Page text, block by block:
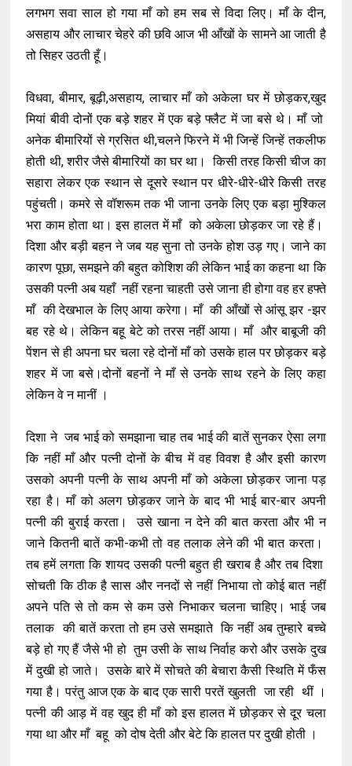
लगभग सवा साल हो गया माँ को हम सब से विदा लिए। माँ के दीन,
असहाय और लाचार चेहरे की छवि आज भी आँखों के सामने आ जाती है
तो सिहर उठती हूँ।
विधवा, बीमार, बूढ़ी,असहाय, लाचार माँ को अकेला घर में छोड़कर,खुद
मियां बीवी दोनों एक बड़े शहर में एक बड़े फ्लैट में जा बसे थे। माँ जो
अनेक बीमारियों से ग्रसित थी,चलने फिरने में भी जिन्हें जिन्हें तकलीफ
होती थी, शरीर जैसे बीमारियों का घर था। किसी तरह किसी चीज का
सहारा लेकर एक स्थान से दूसरे स्थान पर धीरे-धीरे-धीरे किसी तरह
पहुंचती। कमरे से वॉशरूम तक भी जाना उनके लिए एक बड़ा मुश्किल
भरा काम होता था। इस हालत में माँ को अकेला छोड़कर जा रहे हैं।
दिशा और बड़ी बहन ने जब यह सुना तो उनके होश उड़ गए। जाने का
कारण पूछा, समझने की बहुत कोशिश की लेकिन भाई का कहना था कि
उसकी पत्नी अब यहाँ नहीं रहना चाहती उसे जाना ही होगा वह हर हफ्ते
माँ की देखभाल के लिए आया करेगा। माँ की आँखों से आंसू झर -झर
बह रहे थे। लेकिन बहू बेटे को तरस नहीं आया। माँ और बाबूजी की
पेंशन से ही अपना घर चला रहे दोनों माँ को उसके हाल पर छोड़कर बड़े
शहर में जा बसे।दोनों बहनों ने माँ से उनके साथ रहने के लिए कहा
लेकिन वे न मानीं ।
दिशा ने जब भाई को समझाना चाह तब भाई की बातें सुनकर ऐसा लगा
कि नहीं माँ और पत्नी दोनों के बीच में वह विवश है और इसी कारण
उसको अपनी पत्नी के साथ अपनी माँ को अकेला छोड़कर जाना पड़
रहा है। माँ को अलग छोड़कर जाने के बाद भी भाई बार-बार अपनी
पत्नी की बुराई करता। उसे खाना न देने की बात करता और भी न
जाने कितनी बातें कभी-कभी तो वह तलाक लेने की भी बात करता।
तब हमें लगता कि शायद उसकी पत्नी बहुत ही खराब है और तब दिशा
सोचती कि ठीक है सास और ननदों से नहीं निभाया तो कोई बात नहीं
अपने पति से तो कम से कम उसे निभाकर चलना चाहिए। भाई जब
तलाक की बातें करता तो हम उसे समझाते कि नहीं अब तुम्हारे बच्चे
बड़े हो गए हैं जैसे भी हो तुम उसी के साथ निर्वाह करो और उसके दुख
में दुखी हो जाते। उसके बारे में सोचते की बेचारा कैसी स्थिति में फँस
गया है। परंतु आज एक के बाद एक सारी परतें खुलती जा रही थीं ।
पत्नी की आड़ में वह खुद ही माँ को इस हालत में छोड़कर से दूर चला
गया था और माँ बहू को दोष देती और बेटे कि हालत पर दुखी होती ।